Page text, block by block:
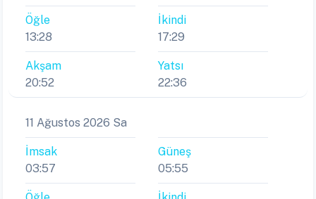
Öğle
13:28
İkindi
17:29
Akşam
20:52
Yatsı
22:36
11 Ağustos 2026 Sa
İmsak
03:57
Güneş
05:55